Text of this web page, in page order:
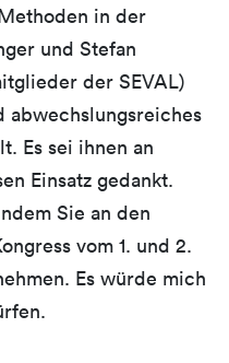
in der
und Stefan
der SEVAL)
abwechslungsreiches
Es sei ihnen an
Einsatz gedankt.
Sie an den
vom 1. und 2.
Es würde mich